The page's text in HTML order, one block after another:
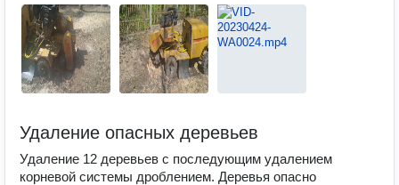
Удаление опасных деревьев
Удаление 12 деревьев с последующим удалением
корневой системы дроблением. Деревья опасно